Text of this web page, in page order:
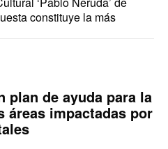
constituye la más
plan de ayuda para la
áreas impactadas por